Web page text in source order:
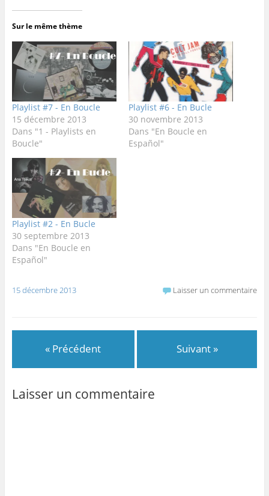
Sur le même thème
Playlist #7 - En Boucle
15 décembre 2013
Dans "1 - Playlists en
Boucle"
Playlist #6 - En Bucle
30 novembre 2013
Dans "En Boucle en
Español"
Playlist #2 - En Bucle
30 septembre 2013
Dans "En Boucle en
Español"
15 décembre 2013 Laisser un commentaire
« Précédent Suivant »
Laisser un commentaire